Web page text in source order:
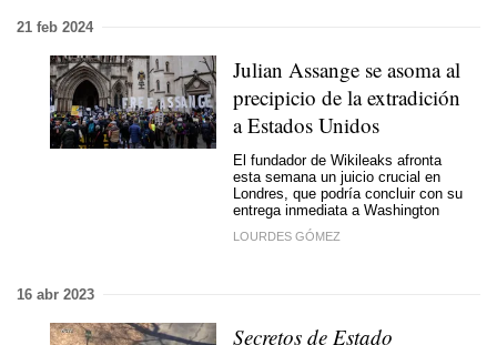
21 feb 2024
Julian Assange se asoma al
precipicio de la extradición
a Estados Unidos
El fundador de Wikileaks afronta
esta semana un juicio crucial en
Londres, que podría concluir con su
entrega inmediata a Washington
LOURDES GÓMEZ
16 abr 2023
Secretos de Estado